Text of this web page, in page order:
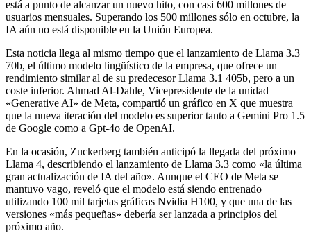
está a punto de alcanzar un nuevo hito, con casi 600 millones de
usuarios mensuales. Superando los 500 millones sólo en octubre, la
IA aún no está disponible en la Unión Europea.
Esta noticia llega al mismo tiempo que el lanzamiento de Llama 3.3
70b, el último modelo lingüístico de la empresa, que ofrece un
rendimiento similar al de su predecesor Llama 3.1 405b, pero a un
coste inferior. Ahmad Al-Dahle, Vicepresidente de la unidad
«Generative AI» de Meta, compartió un gráfico en X que muestra
que la nueva iteración del modelo es superior tanto a Gemini Pro 1.5
de Google como a Gpt-4o de OpenAI.
En la ocasión, Zuckerberg también anticipó la llegada del próximo
Llama 4, describiendo el lanzamiento de Llama 3.3 como «la última
gran actualización de IA del año». Aunque el CEO de Meta se
mantuvo vago, reveló que el modelo está siendo entrenado
utilizando 100 mil tarjetas gráficas Nvidia H100, y que una de las
versiones «más pequeñas» debería ser lanzada a principios del
próximo año.